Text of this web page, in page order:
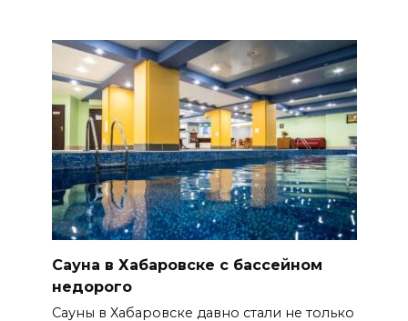
Сауна в Хабаровске с бассейном
недорого
Сауны в Хабаровске давно стали не только